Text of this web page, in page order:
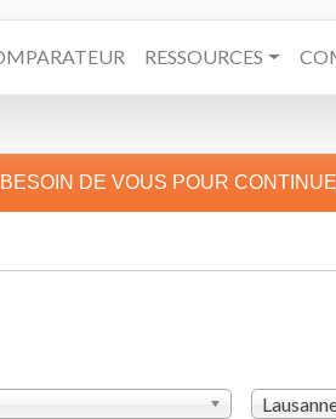
RESSOURCES
DE VOUS POUR